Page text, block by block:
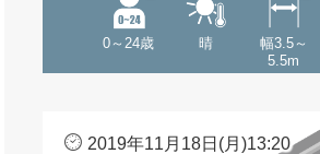
0～24歳 晴
幅3.5～
5.5m
2019年11月18日(月)13:20